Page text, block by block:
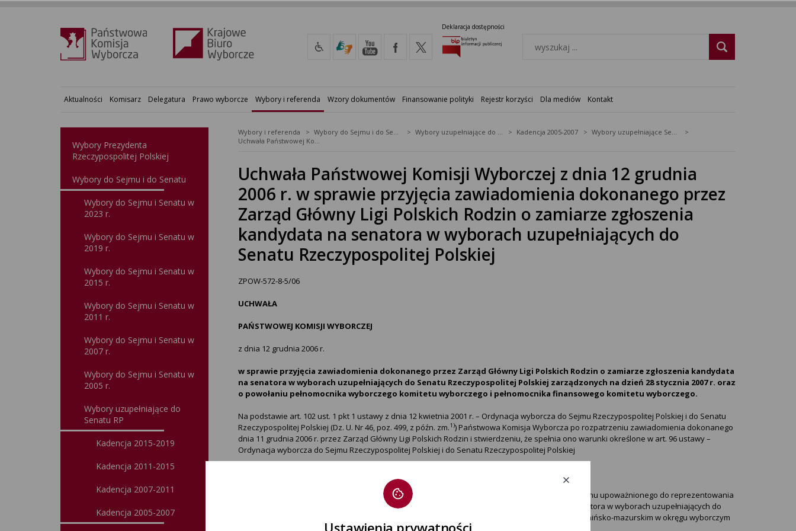
Deklaracja dostępności
Aktualności Komisarz Delegatura Prawo wyborcze Wybory i referenda Wzory dokumentów Finansowanie polityki Rejestr korzyści Dla mediów Kontakt
Wybory Prezydenta
Rzeczypospolitej Polskiej
Wybory do Sejmu i do Senatu
Wybory do Sejmu i Senatu w
2023 r.
Wybory do Sejmu i Senatu w
2019 r.
Wybory do Sejmu i Senatu w
2015 r.
Wybory do Sejmu i Senatu w
2011 r.
Wybory do Sejmu i Senatu w
2007 r.
Wybory do Sejmu i Senatu w
2005 r.
Wybory uzupełniające do
Senatu RP
Kadencja 2015-2019
Kadencja 2011-2015
Kadencja 2007-2011
Kadencja 2005-2007
Wybory i referenda Kadencja 2005-2007
Uchwała Państwowej Komisji Wyborczej z dnia 12 grudnia
2006 r. w sprawie przyjęcia zawiadomienia dokonanego przez
Zarząd Główny Ligi Polskich Rodzin o zamiarze zgłoszenia
kandydata na senatora w wyborach uzupełniających do
Senatu Rzeczypospolitej Polskiej
ZPOW-572-8-5/06
UCHWAŁA
PAŃSTWOWEJ KOMISJI WYBORCZEJ
z dnia 12 grudnia 2006 r.
w sprawie przyjęcia zawiadomienia dokonanego przez Zarząd Główny Ligi Polskich Rodzin o zamiarze zgłoszenia kandydata
na senatora w wyborach uzupełniających do Senatu Rzeczypospolitej Polskiej zarządzonych na dzień 28 stycznia 2007 r. oraz
o powołaniu pełnomocnika wyborczego komitetu wyborczego i pełnomocnika finansowego komitetu wyborczego.
Na podstawie art. 102 ust. 1 pkt 1 ustawy z dnia 12 kwietnia 2001 r. – Ordynacja wyborcza do Sejmu Rzeczypospolitej Polskiej i do Senatu
Rzeczypospolitej Polskiej (Dz. U. Nr 46, poz. 499, z późn. zm.1)) Państwowa Komisja Wyborcza po rozpatrzeniu zawiadomienia dokonanego
dnia 11 grudnia 2006 r. przez Zarząd Główny Ligi Polskich Rodzin i stwierdzeniu, że spełnia ono warunki określone w art. 96 ustawy –
Ordynacja wyborcza do Sejmu Rzeczypospolitej Polskiej i do Senatu Rzeczypospolitej Polskiej
przyjąć zawiadomienie dokonane przez Zarząd Główny Ligi Polskich Rodzin, pełniący funkcję organu upoważnionego do reprezentowania
Partii na zewnątrz, że Komitet Wyborczy Liga Polskich Rodzin zamierza zgłosić kandydata na senatora w wyborach uzupełniających do
Senatu Rzeczypospolitej Polskiej zarządzonych na dzień 28 stycznia 2007 r. w województwie warmińsko-mazurskim w okręgu wyborczym
nr 33 z siedzibą Okręgowej Komisji Wyborczej w Elblągu.
Ustawienia prywatności